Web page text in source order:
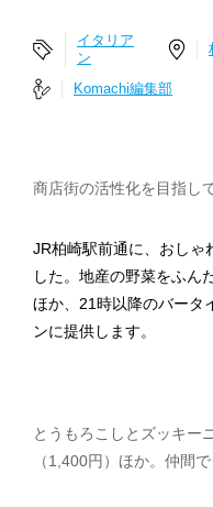
イタリア
ン
Komachi編集部
商店街の活性化を目指し
JR柏崎駅前通に、おしゃ
した。地産の野菜をふん
ほか、21時以降のバータ
ンに提供します。
とうもろこしとズッキー
（1,400円）ほか。仲間